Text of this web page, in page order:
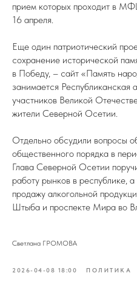
прием которых проходит в
16 апреля.
Еще один патриотический
сохранение исторической
в Победу, – сайт «Память
занимается Республиканская
участников Великой
жители Северной Осетии.
Отдельно обсудили вопросы
общественного порядка в
Глава Северной Осетии
работу рынков в республике,
продажу алкогольной
Штыба и проспекте Мира во
Светлана ГРОМОВА
2026-04-08 18:00 ПОЛИТИКА